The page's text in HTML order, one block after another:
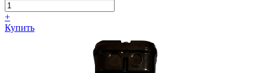
+
Купить